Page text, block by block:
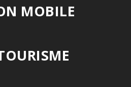
MOBILE